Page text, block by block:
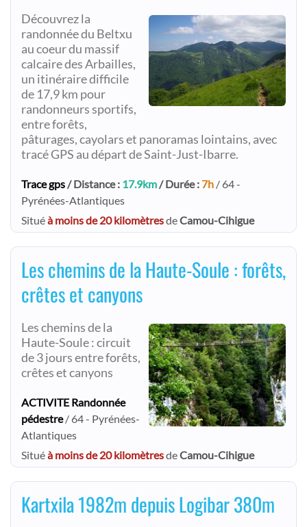
Découvrez la
randonnée du Beltxu
au coeur du massif
calcaire des Arbailles,
un itinéraire difficile
de 17,9 km pour
randonneurs sportifs,
entre forêts,
pâturages, cayolars et panoramas lointains, avec
tracé GPS au départ de Saint-Just-Ibarre.
Trace gps/ Distance : 17.9km/ Durée : 7h / 64 -
Pyrénées-Atlantiques
Situéà moins de 20 kilomètresdeCamou-Cihigue
Les chemins de la Haute-Soule : forêts,
crêtes et canyons
Les chemins de la
Haute-Soule : circuit
de 3 jours entre forêts,
crêtes et canyons
ACTIVITE Randonnée
pédestre/ 64 - Pyrénées-
Atlantiques
Situéà moins de 20 kilomètresdeCamou-Cihigue
Kartxila 1982m depuis Logibar 380m